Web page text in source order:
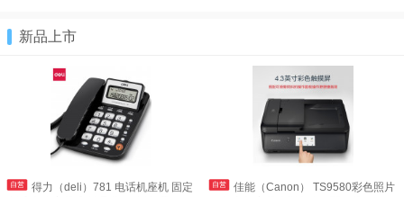
新品上市
得力（deli）781 电话机座机 固定
佳能（Canon） TS9580彩色照片